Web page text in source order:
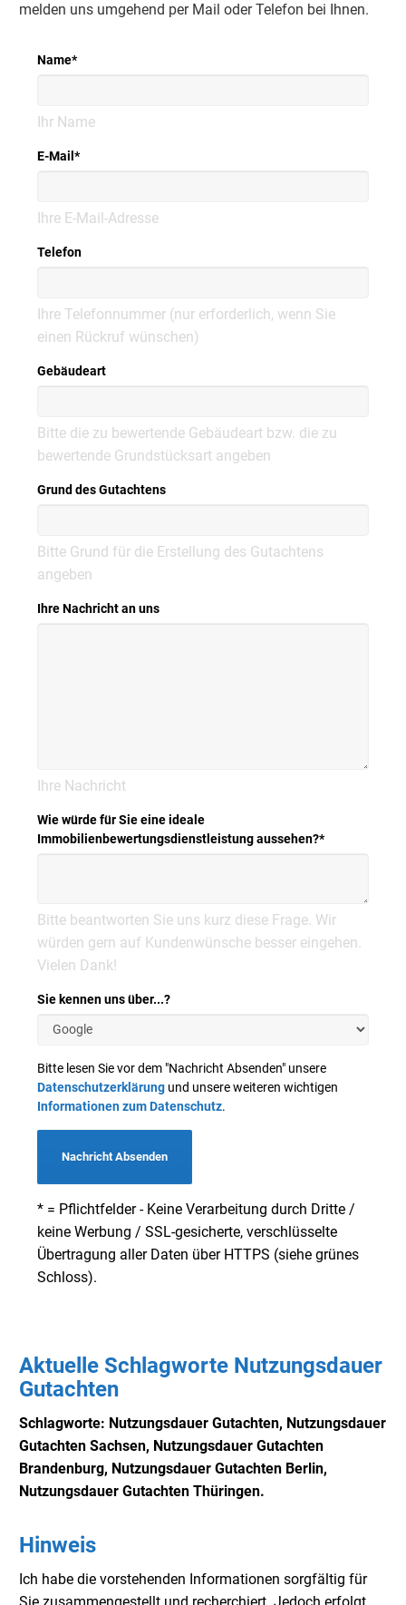
melden uns umgehend per Mail oder Telefon bei Ihnen.
Name*
Ihr Name
E-Mail *
Ihre E-Mail-Adresse
Telefon
Ihre Telefonnummer (nur erforderlich, wenn Sie
einen Rückruf wünschen)
Gebäudeart
Bitte die zu bewertende Gebäudeart bzw. die zu
bewertende Grundstücksart angeben
Grund des Gutachtens
Bitte Grund für die Erstellung des Gutachtens
angeben
Ihre Nachricht an uns
Ihre Nachricht
Wie würde für Sie eine ideale
Immobilienbewertungsdienstleistung aussehen?*
Bitte beantworten Sie uns kurz diese Frage. Wir
würden gern auf Kundenwünsche besser eingehen.
Vielen Dank!
Sie kennen uns über...?
Bitte lesen Sie vor dem "Nachricht Absenden" unsere
Datenschutzerklärung und unsere weiteren wichtigen
Informationen zum Datenschutz.
Nachricht Absenden
* = Pflichtfelder - Keine Verarbeitung durch Dritte /
keine Werbung / SSL-gesicherte, verschlüsselte
Übertragung aller Daten über HTTPS (siehe grünes
Schloss).
Aktuelle Schlagworte Nutzungsdauer
Gutachten
Schlagworte: Nutzungsdauer Gutachten, Nutzungsdauer
Gutachten Sachsen, Nutzungsdauer Gutachten
Brandenburg, Nutzungsdauer Gutachten Berlin,
Nutzungsdauer Gutachten Thüringen.
Hinweis
Ich habe die vorstehenden Informationen sorgfältig für